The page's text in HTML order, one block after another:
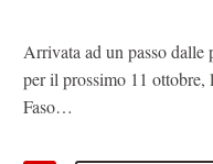
Arrivata ad un passo dalle
per il prossimo 11 ottobre,
Faso…